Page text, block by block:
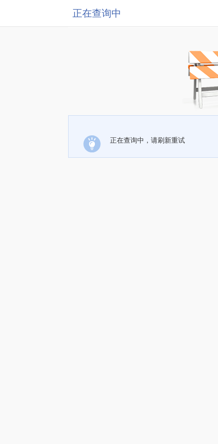
正在查询中
正在查询中，请刷新重试